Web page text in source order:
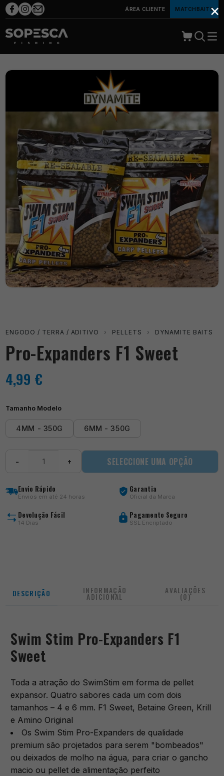
ÁREA CLIENTE MATCHBAITS
ENGODO / TERRA / ADITIVO › PELLETS › DYNAMITE BAITS
Pro-Expanders F1 Sweet
4,99 €
Tamanho Modelo
4MM - 350G 6MM - 350G
F1
Sweet
− + SELECCIONE UMA OPÇÃO
Envio Rápido
Envios em até 24 horas
Garantia
Oficial da Marca
Devolução Fácil
14 Dias
Pagamento Seguro
SSL Encriptado
DESCRIÇÃO INFORMAÇÃO
ADICIONAL
AVALIAÇÕES
(0)
Swim Stim Pro-Expanders F1
Sweet
Toda a atração do SwimStim em forma de pellet
expansor. Quatro sabores cada um com dois
tamanhos – 4 e 6 mm. F1 Sweet, Betaine Green, Krill
e Amino Original
Os Swim Stim Pro-Expanders de qualidade
premium são projetados para serem "bombeados"
ou deixados de molho na água, para criar o gancho
macio ou pellet de alimentação perfeito
×